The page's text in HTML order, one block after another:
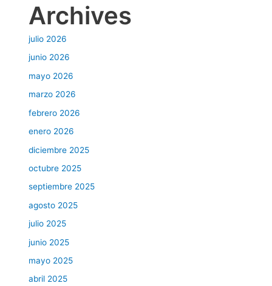
Archives
julio 2026
junio 2026
mayo 2026
marzo 2026
febrero 2026
enero 2026
diciembre 2025
octubre 2025
septiembre 2025
agosto 2025
julio 2025
junio 2025
mayo 2025
abril 2025